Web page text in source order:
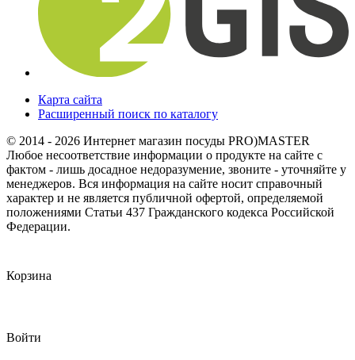
Карта сайта
Расширенный поиск по каталогу
© 2014 - 2026 Интернет магазин посуды PRO)MASTER
Любое несоответствие информации о продукте на сайте с
фактом - лишь досадное недоразумение, звоните - уточняйте у
менеджеров. Вся информация на сайте носит справочный
характер и не является публичной офертой, определяемой
положениями Статьи 437 Гражданского кодекса Российской
Федерации.
Корзина
Войти